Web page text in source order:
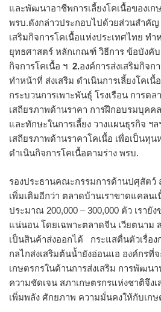
และพัฒนาอาชีพการเลี้ยงโคเนื้อของเก
พรบ.ดังกล่าวประกอบไปด้วยส่วนสำคัญ
เสริมกิจการโคเนื้อแห่งประเทศไทย ท
ยุทธศาสตร์ หลักเกณฑ์ วิธีการ ข้อบังคับ
กิจการโคเนื้อ ฯ 2.องค์การส่งเสริมกิจก
ทำหน้าที่ ส่งเสริม ดำเนินการเลี้ยงโคเนื้
กระบวนการเพาะพันธุ์ โรงเรือน การต
เสถียรภาพด้านราคา การฝึกอบรมบุค
และทักษะในการเลี้ยง วางแผนธุรกิจ ฯล
เสถียรภาพด้านราคาโคเนื้อ เพื่อเป็นทุ
ดำเนินกิจการโคเนื้อตามร่าง พรบ.
รองประธานคณะกรรมการด้านปศุสัตว์
เพิ่มเติมอีกว่า ตลาดบ้านเราขาดแคลน
ประมาณ 200,000 – 300,000 ตัว เรายั
แน่นอน โดยเฉพาะตลาดจีน เวียตนาม
เป็นสินค้าส่งออกได้ กระแสตื่นตัวเรื่อง
กลไกส่งเสริมต้นน้ำยังอ่อนแอ องค์กรที่
เกษตรกรในด้านการส่งเสริม การพัฒน
ความชัดเจน สภาเกษตรกรแห่งชาติจึงเ
เพิ่มพลัง ศักยภาพ ความมั่นคงให้กับเกษ